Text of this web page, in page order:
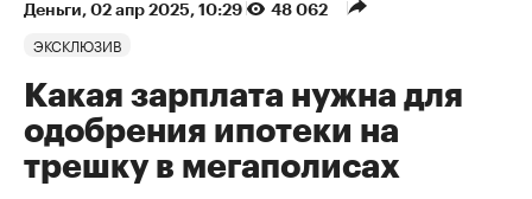
Деньги⁠, 02 апр 2025, 10:29 48 062
ЭКСКЛЮЗИВ
Какая зарплата нужна для
одобрения ипотеки на
трешку в мегаполисах